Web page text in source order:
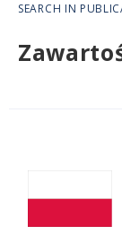
SEARCH IN